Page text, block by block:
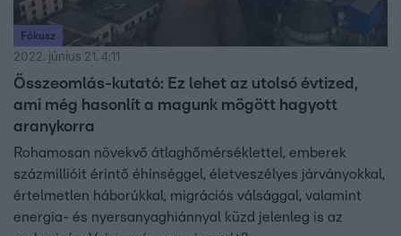
Fókusz
2022. június 21. 4:11
Összeomlás-kutató: Ez lehet az utolsó évtized,
ami még hasonlít a magunk mögött hagyott
aranykorra
Rohamosan növekvő átlaghőmérséklettel, emberek
százmillióit érintő éhínséggel, életveszélyes járványokkal,
értelmetlen háborúkkal, migrációs válsággal, valamint
energia- és nyersanyaghiánnyal küzd jelenleg is az